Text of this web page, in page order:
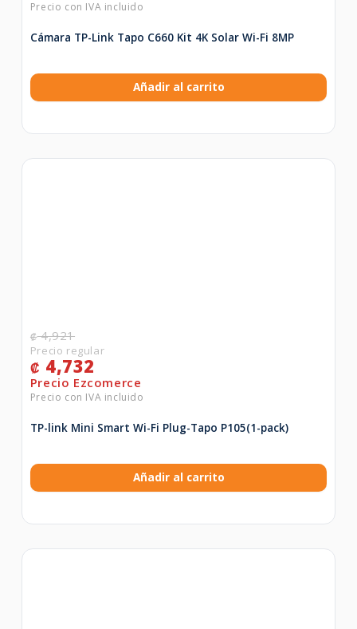
Cámara TP-Link Tapo C660 Kit 4K Solar Wi-Fi 8MP
Añadir al carrito
₡4,921
₡ 4,732
TP-link Mini Smart Wi-Fi Plug-Tapo P105(1-pack)
Añadir al carrito